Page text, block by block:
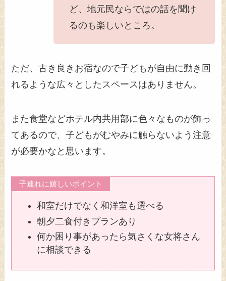
ど、地元民ならではの話を聞け
るのも楽しいところ。
ただ、古き良きお宿なので子どもが自由に動き回
れるような広々としたスペースはありません。
また食堂などホテル内共用部に色々なものが飾っ
てあるので、子どもがむやみに触らないよう注意
が必要かなと思います。
子連れに嬉しいポイント
和室だけでなく和洋室も選べる
朝夕二食付きプランあり
何か困り事があったら気さくな女将さん
に相談できる